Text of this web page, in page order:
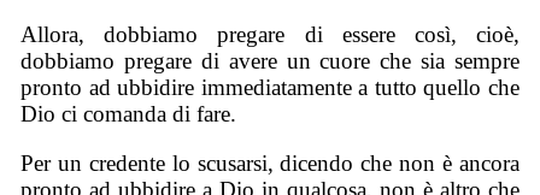
Allora, dobbiamo pregare di essere così, cioè,
dobbiamo pregare di avere un cuore che sia sempre
pronto ad ubbidire immediatamente a tutto quello che
Dio ci comanda di fare.
Per un credente lo scusarsi, dicendo che non è ancora
pronto ad ubbidire a Dio in qualcosa, non è altro che